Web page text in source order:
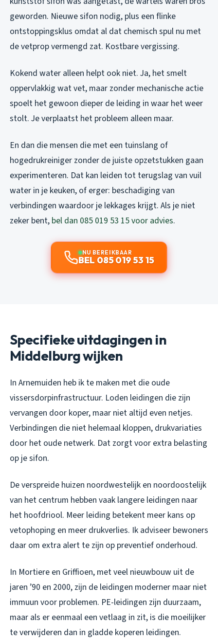
geworden. Nieuwe sifon nodig, plus een flinke
ontstoppingsklus omdat al dat chemisch spul nu met
de vetprop vermengd zat. Kostbare vergissing.
Kokend water alleen helpt ook niet. Ja, het smelt
oppervlakkig wat vet, maar zonder mechanische actie
spoelt het gewoon dieper de leiding in waar het weer
stolt. Je verplaatst het probleem alleen maar.
En dan die mensen die met een tuinslang of
hogedrukreiniger zonder de juiste opzetstukken gaan
experimenteren. Dat kan leiden tot terugslag van vuil
water in je keuken, of erger: beschadiging van
verbindingen waardoor je lekkages krijgt. Als je niet
zeker bent, bel dan 085 019 53 15 voor advies.
NU BEREIKBAAR
BEL 085 019 53 15
Specifieke uitdagingen in
Middelburg wijken
In Arnemuiden heb ik te maken met die oude
vissersdorpinfrastructuur. Loden leidingen die zijn
vervangen door koper, maar niet altijd even netjes.
Verbindingen die niet helemaal kloppen, drukvariaties
door het oude netwerk. Dat zorgt voor extra belasting
op je sifon.
De verspreide huizen noordwestelijk en noordoostelijk
van het centrum hebben vaak langere leidingen naar
het hoofdriool. Meer leiding betekent meer kans op
vetophoping en meer drukverlies. Ik adviseer bewoners
daar om extra alert te zijn op preventief onderhoud.
In Mortiere en Griffioen, met veel nieuwbouw uit de
jaren ’90 en 2000, zijn de leidingen moderner maar niet
immuun voor problemen. PE-leidingen zijn duurzaam,
maar als er eenmaal een vetlaag in zit, is die moeilijker
te verwijderen dan in gladde koperen leidingen.